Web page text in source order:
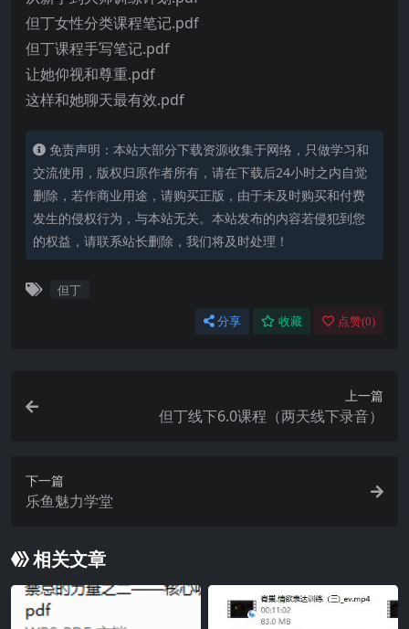
但丁女性分类课程笔记.pdf
但丁课程手写笔记.pdf
让她仰视和尊重.pdf
这样和她聊天最有效.pdf
免责声明：本站大部分下载资源收集于网络，只做学习和
交流使用，版权归原作者所有，请在下载后24小时之内自觉
删除，若作商业用途，请购买正版，由于未及时购买和付费
发生的侵权行为，与本站无关。本站发布的内容若侵犯到您
的权益，请联系站长删除，我们将及时处理！
但丁
分享 收藏 点赞(0)
上一篇
但丁线下6.0课程（两天线下录音）
下一篇
乐鱼魅力学堂
相关文章